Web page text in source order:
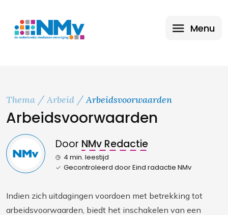
Menu
Thema Arbeid Arbeidsvoorwaarden
Arbeidsvoorwaarden
Door NMv Redactie
4 min. leestijd
Gecontroleerd door Eind radactie NMv
Indien zich uitdagingen voordoen met betrekking tot
arbeidsvoorwaarden, biedt het inschakelen van een